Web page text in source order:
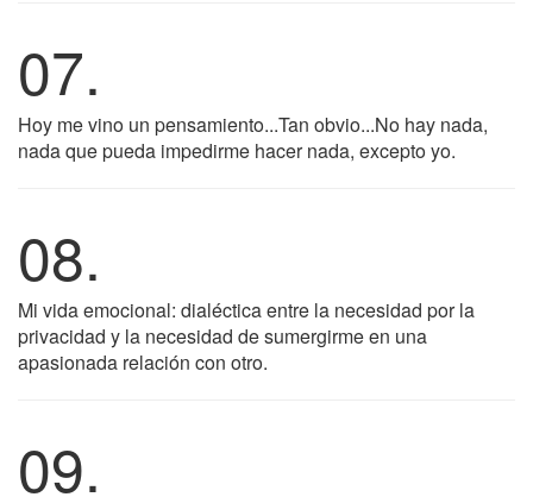
07.
Hoy me vino un pensamiento...Tan obvio...No hay nada,
nada que pueda impedirme hacer nada, excepto yo.
08.
Mi vida emocional: dialéctica entre la necesidad por la
privacidad y la necesidad de sumergirme en una
apasionada relación con otro.
09.